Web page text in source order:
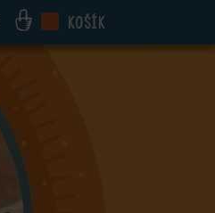
Košík